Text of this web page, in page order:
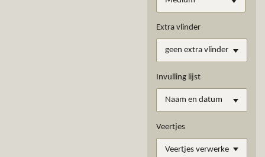
Extra vlinder
Invulling lijst
Veertjes